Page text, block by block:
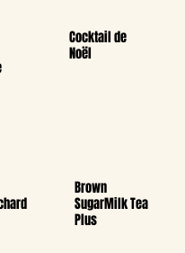
Brown
SugarMilk Tea
Plus
Cocktail de
Noël